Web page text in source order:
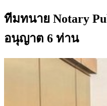
ทีมทนาย Notary
อนุญาต 6 ท่าน